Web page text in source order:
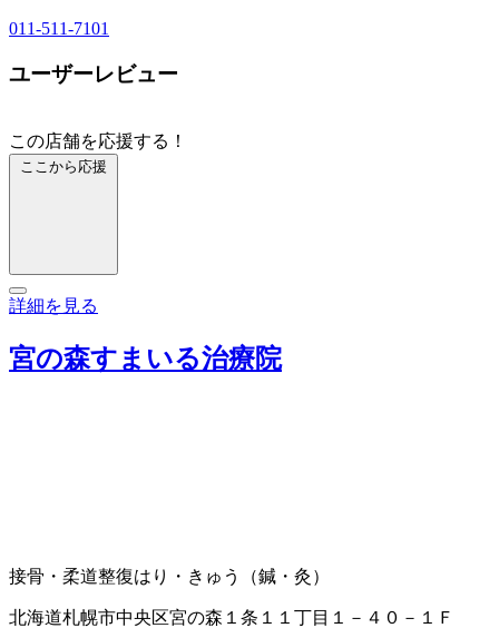
011-511-7101
ユーザーレビュー
この店舗を応援する！
ここから応援
詳細を見る
宮の森すまいる治療院
接骨・柔道整復はり・きゅう（鍼・灸）
北海道札幌市中央区宮の森１条１１丁目１－４０－１Ｆ